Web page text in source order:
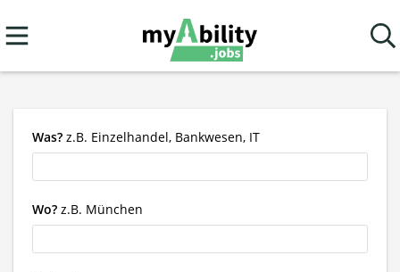
Was? z.B. Einzelhandel, Bankwesen, IT
Wo? z.B. München